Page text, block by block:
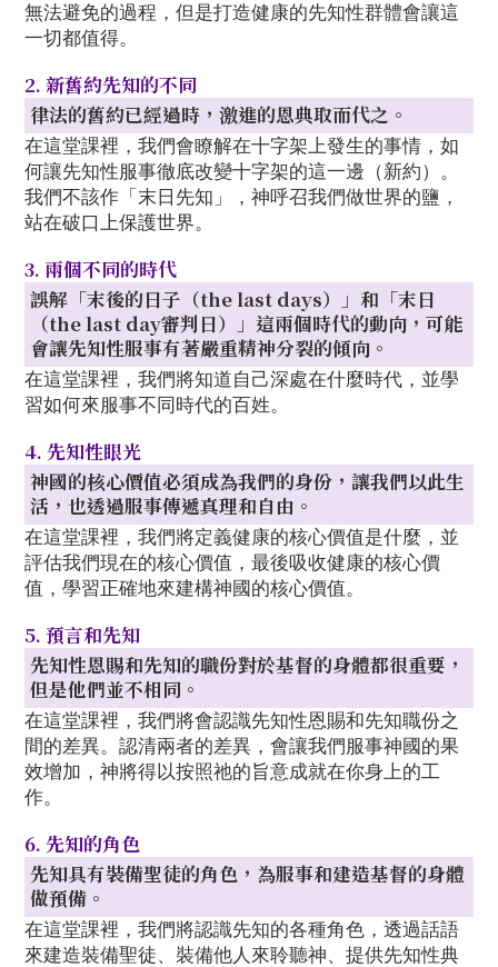
無法避免的過程，但是打造健康的先知性群體會讓這
一切都值得。
2. 新舊約先知的不同
律法的舊約已經過時，激進的恩典取而代之。
在這堂課裡，我們會瞭解在十字架上發生的事情，如
何讓先知性服事徹底改變十字架的這一邊（新約）。
我們不該作「末日先知」，神呼召我們做世界的鹽，
站在破口上保護世界。
3. 兩個不同的時代
誤解「末後的日子（the last days）」和「末日
（the last day審判日）」這兩個時代的動向，可能
會讓先知性服事有著嚴重精神分裂的傾向。
在這堂課裡，我們將知道自己深處在什麼時代，並學
習如何來服事不同時代的百姓。
4. 先知性眼光
神國的核心價值必須成為我們的身份，讓我們以此生
活，也透過服事傳遞真理和自由。
在這堂課裡，我們將定義健康的核心價值是什麼，並
評估我們現在的核心價值，最後吸收健康的核心價
值，學習正確地來建構神國的核心價值。
5. 預言和先知
先知性恩賜和先知的職份對於基督的身體都很重要，
但是他們並不相同。
在這堂課裡，我們將會認識先知性恩賜和先知職份之
間的差異。認清兩者的差異，會讓我們服事神國的果
效增加，神將得以按照祂的旨意成就在你身上的工
作。
6. 先知的角色
先知具有裝備聖徒的角色，為服事和建造基督的身體
做預備。
在這堂課裡，我們將認識先知的各種角色，透過話語
來建造裝備聖徒、裝備他人來聆聽神、提供先知性典